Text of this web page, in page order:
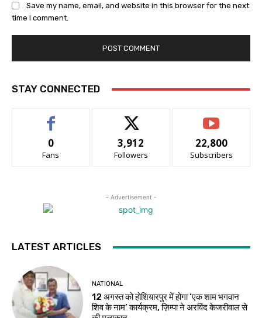
Save my name, email, and website in this browser for the next
time I comment.
STAY CONNECTED
0
Fans
3,912
Followers
22,800
Subscribers
- Advertisement -
LATEST ARTICLES
NATIONAL
12 अगस्त को होशियारपुर में होगा ‘एक शाम भगवान
शिव के नाम’ कार्यक्रम, ज़िम्पा ने अरविंद केजरीवाल से